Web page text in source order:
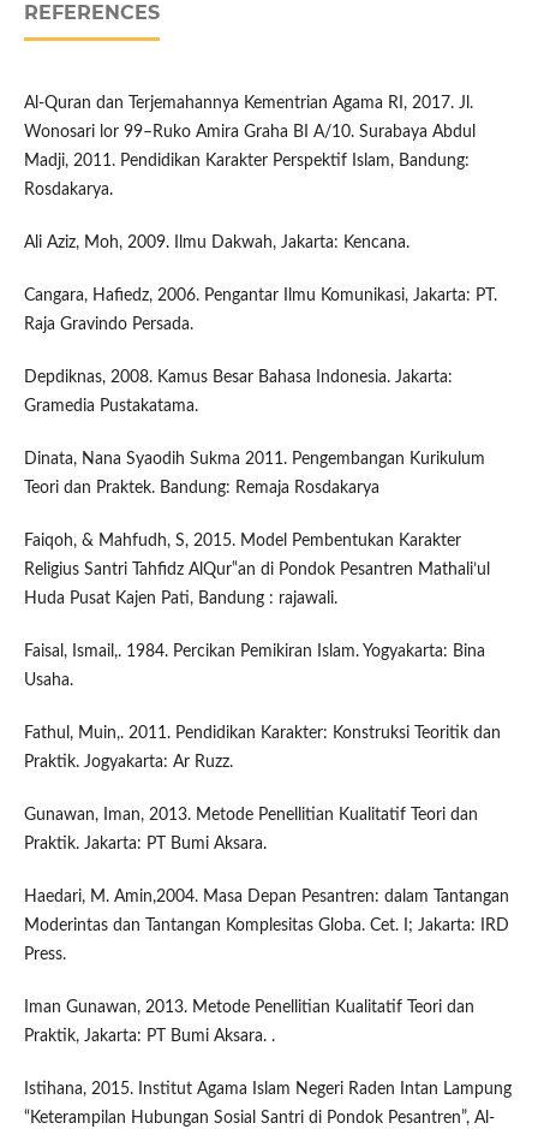
REFERENCES
Al-Quran dan Terjemahannya Kementrian Agama RI, 2017. Jl.
Wonosari lor 99–Ruko Amira Graha BI A/10. Surabaya Abdul
Madji, 2011. Pendidikan Karakter Perspektif Islam, Bandung:
Rosdakarya.
Ali Aziz, Moh, 2009. Ilmu Dakwah, Jakarta: Kencana.
Cangara, Hafiedz, 2006. Pengantar Ilmu Komunikasi, Jakarta: PT.
Raja Gravindo Persada.
Depdiknas, 2008. Kamus Besar Bahasa Indonesia. Jakarta:
Gramedia Pustakatama.
Dinata, Nana Syaodih Sukma 2011. Pengembangan Kurikulum
Teori dan Praktek. Bandung: Remaja Rosdakarya
Faiqoh, & Mahfudh, S, 2015. Model Pembentukan Karakter
Religius Santri Tahfidz AlQur‟an di Pondok Pesantren Mathali’ul
Huda Pusat Kajen Pati, Bandung : rajawali.
Faisal, Ismail,. 1984. Percikan Pemikiran Islam. Yogyakarta: Bina
Usaha.
Fathul, Muin,. 2011. Pendidikan Karakter: Konstruksi Teoritik dan
Praktik. Jogyakarta: Ar Ruzz.
Gunawan, Iman, 2013. Metode Penellitian Kualitatif Teori dan
Praktik. Jakarta: PT Bumi Aksara.
Haedari, M. Amin,2004. Masa Depan Pesantren: dalam Tantangan
Moderintas dan Tantangan Komplesitas Globa. Cet. I; Jakarta: IRD
Press.
Iman Gunawan, 2013. Metode Penellitian Kualitatif Teori dan
Praktik, Jakarta: PT Bumi Aksara. .
Istihana, 2015. Institut Agama Islam Negeri Raden Intan Lampung
“Keterampilan Hubungan Sosial Santri di Pondok Pesantren”, Al-